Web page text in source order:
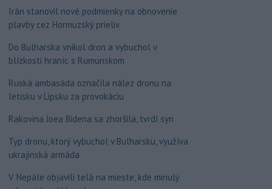
Irán stanovil nové podmienky na obnovenie
plavby cez Hormuzský prieliv
Do Bulharska vnikol dron a vybuchol v
blízkosti hraníc s Rumunskom
Ruská ambasáda označila nález dronu na
letisku v Lipsku za provokáciu
Rakovina Joea Bidena sa zhoršila, tvrdí syn
Typ dronu, ktorý vybuchol v Bulharsku, využíva
ukrajinská armáda
V Nepále objavili telá na mieste, kde minulý